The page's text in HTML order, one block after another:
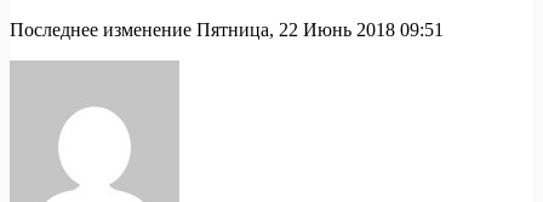
Последнее изменение Пятница, 22 Июнь 2018 09:51